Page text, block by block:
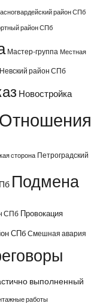
район СПб
район СПб
Мастер-группа Местная
Невский район СПб
Новостройка
Отношения
сторона Петроградский
Подмена
СПб Провокация
СПб Смешная авария
выполненный
работы